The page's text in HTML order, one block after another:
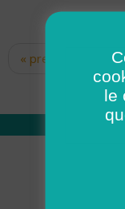
Pages
« premier ‹
14
le